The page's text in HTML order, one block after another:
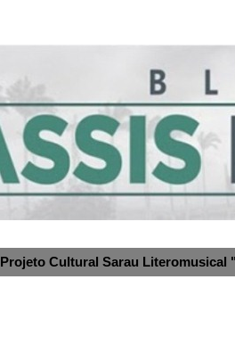
Projeto Cultural Sarau Literomusical